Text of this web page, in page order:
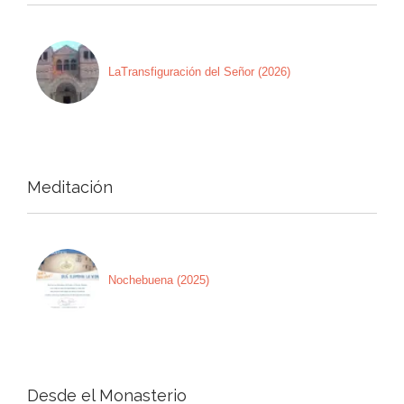
LaTransfiguración del Señor (2026)
Meditación
Nochebuena (2025)
Desde el Monasterio